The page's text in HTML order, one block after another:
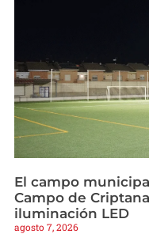
El campo
Campo de
iluminación LED
agosto 7, 2026